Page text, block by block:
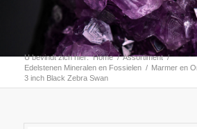
U bevindt zich hier: Home / Assortiment /
Edelstenen Mineralen en Fossielen / Marmer en
3 inch Black Zebra Swan